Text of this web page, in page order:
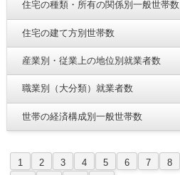
住宅の種類・所有の関係別一般世帯数
住宅の建て方別世帯数
産業別・従業上の地位別就業者数
職業別（大分類）就業者数
世帯の経済構成別一般世帯数
1 2 3 4 5 6 7 8